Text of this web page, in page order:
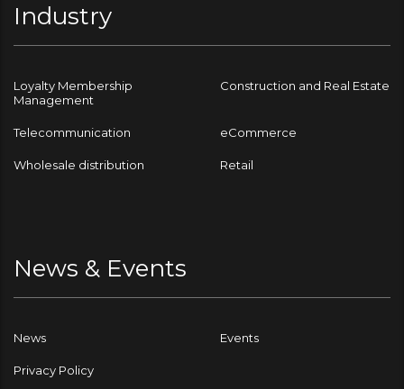
Industry
Loyalty Membership
Management
Construction and Real Estate
Telecommunication eCommerce
Wholesale distribution Retail
News & Events
News Events
Privacy Policy